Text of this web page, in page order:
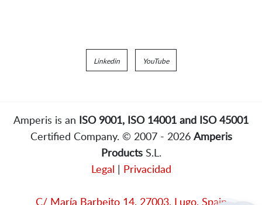
Linkedin YouTube
Amperis is an ISO 9001, ISO 14001 and ISO 45001
Certified Company. © 2007 - 2026 Amperis
ProductsS.L.
Legal | Privacidad
C/ María Barbeito 14, 27003, Lugo, Spain